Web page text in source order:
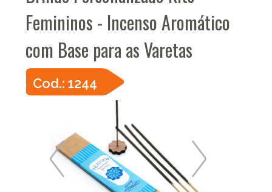
Femininos - Incenso Aromático
com Base para as Varetas
Cod.: 1244